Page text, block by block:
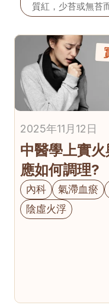
質紅，少苔或無苔
2025年11月12日
中醫學上實
應如何調理?
內科 氣滯血瘀
陰虛火浮